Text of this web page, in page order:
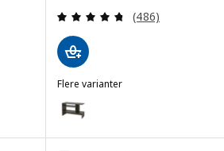
ud af 5 Stjerner. Anmeldelser i alt:
Anmeld: 4.7 ud
(486)
Flere varianter
Mulighed: HOLMERUD,